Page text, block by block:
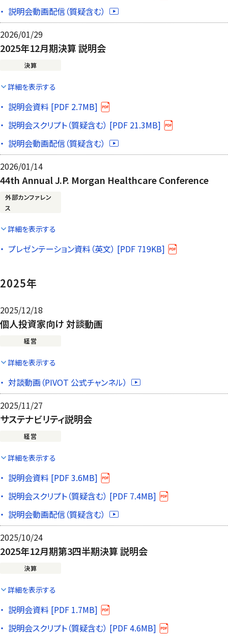
説明会動画配信（質疑含む）
2026/01/29
2025年12月期決算 説明会
決算
詳細を表示する
説明会資料 [PDF 2.7MB]
説明会スクリプト（質疑含む） [PDF 21.3MB]
説明会動画配信（質疑含む）
2026/01/14
44th Annual J.P. Morgan Healthcare Conference
外部カンファレン
ス
詳細を表示する
プレゼンテーション資料（英文） [PDF 719KB]
2025年
2025/12/18
個人投資家向け 対談動画
経営
詳細を表示する
対談動画（PIVOT 公式チャンネル）
2025/11/27
サステナビリティ説明会
経営
詳細を表示する
説明会資料 [PDF 3.6MB]
説明会スクリプト（質疑含む） [PDF 7.4MB]
説明会動画配信（質疑含む）
2025/10/24
2025年12月期第3四半期決算 説明会
決算
詳細を表示する
説明会資料 [PDF 1.7MB]
説明会スクリプト（質疑含む） [PDF 4.6MB]